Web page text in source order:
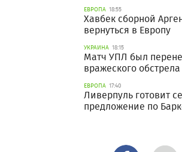
ЕВРОПА 18:55
Хавбек сборной
вернуться в Европу
УКРАИНА 18:15
Матч УПЛ был
вражеского обстрела
ЕВРОПА 17:40
Ливерпуль готовит
предложение по